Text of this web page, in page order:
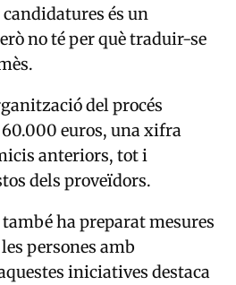
és un
no té per què traduir-se
del procés
60.000 euros, una xifra
anteriors, tot i
dels proveïdors.
ha preparat mesures
persones amb
iniciatives destaca